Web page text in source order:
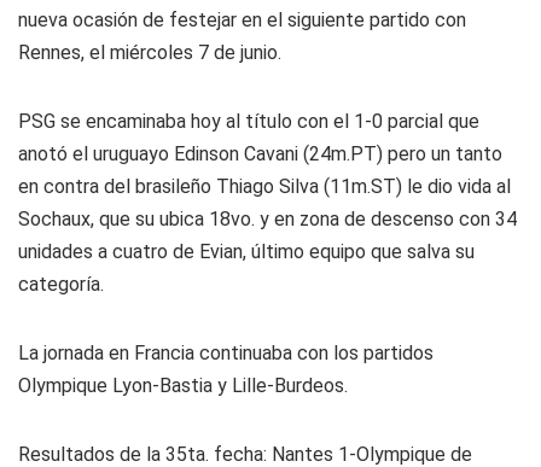
nueva ocasión de festejar en el siguiente partido con
Rennes, el miércoles 7 de junio.
PSG se encaminaba hoy al título con el 1-0 parcial que
anotó el uruguayo Edinson Cavani (24m.PT) pero un tanto
en contra del brasileño Thiago Silva (11m.ST) le dio vida al
Sochaux, que su ubica 18vo. y en zona de descenso con 34
unidades a cuatro de Evian, último equipo que salva su
categoría.
La jornada en Francia continuaba con los partidos
Olympique Lyon-Bastia y Lille-Burdeos.
Resultados de la 35ta. fecha: Nantes 1-Olympique de